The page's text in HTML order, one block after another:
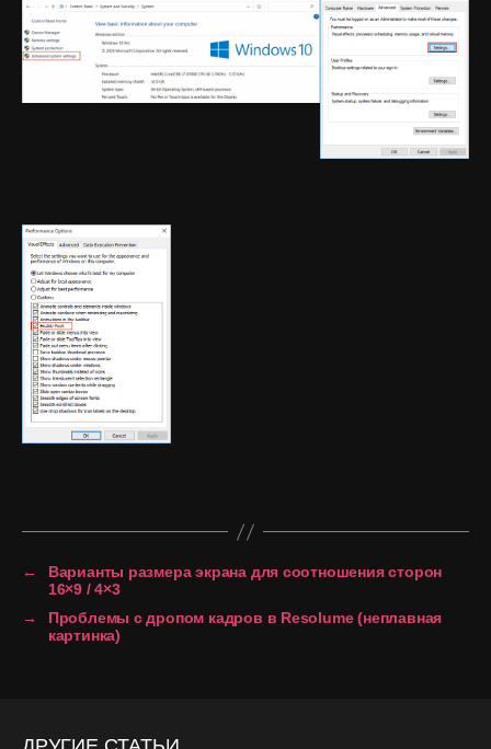
←
Варианты размера экрана для соотношения сторон
16×9 / 4×3
→
Проблемы с дропом кадров в Resolume (неплавная
картинка)